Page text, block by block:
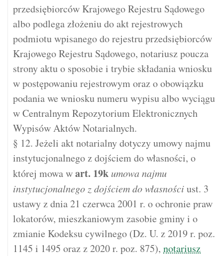
przedsiębiorców Krajowego Rejestru Sądowego
albo podlega złożeniu do akt rejestrowych
podmiotu wpisanego do rejestru przedsiębiorców
Krajowego Rejestru Sądowego, notariusz poucza
strony aktu o sposobie i trybie składania wniosku
w postępowaniu rejestrowym oraz o obowiązku
podania we wniosku numeru wypisu albo wyciągu
w Centralnym Repozytorium Elektronicznych
Wypisów Aktów Notarialnych.
§ 12. Jeżeli akt notarialny dotyczy umowy najmu
instytucjonalnego z dojściem do własności, o
której mowa wart. 19k umowa najmu
instytucjonalnego z dojściem do własnościust. 3
ustawy z dnia 21 czerwca 2001 r. o ochronie praw
lokatorów, mieszkaniowym zasobie gminy i o
zmianie Kodeksu cywilnego (Dz. U. z 2019 r. poz.
1145 i 1495 oraz z 2020 r. poz. 875), notariusz